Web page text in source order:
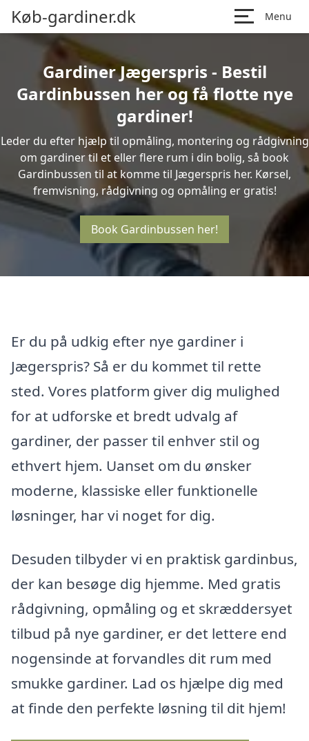
Køb-gardiner.dk Menu
Gardiner Jægerspris - Bestil
Gardinbussen her og få flotte nye
gardiner!
Leder du efter hjælp til opmåling, montering og rådgivning
om gardiner til et eller flere rum i din bolig, så book
Gardinbussen til at komme til Jægerspris her. Kørsel,
fremvisning, rådgivning og opmåling er gratis!
Book Gardinbussen her!
Er du på udkig efter nye gardiner i
Jægerspris? Så er du kommet til rette
sted. Vores platform giver dig mulighed
for at udforske et bredt udvalg af
gardiner, der passer til enhver stil og
ethvert hjem. Uanset om du ønsker
moderne, klassiske eller funktionelle
løsninger, har vi noget for dig.
Desuden tilbyder vi en praktisk gardinbus,
der kan besøge dig hjemme. Med gratis
rådgivning, opmåling og et skræddersyet
tilbud på nye gardiner, er det lettere end
nogensinde at forvandles dit rum med
smukke gardiner. Lad os hjælpe dig med
at finde den perfekte løsning til dit hjem!